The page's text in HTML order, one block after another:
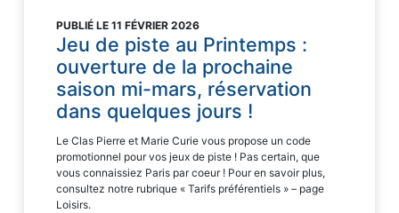
PUBLIÉ LE 11 FÉVRIER 2026
Jeu de piste au Printemps :
ouverture de la prochaine
saison mi-mars, réservation
dans quelques jours !
Le Clas Pierre et Marie Curie vous propose un code
promotionnel pour vos jeux de piste ! Pas certain, que
vous connaissiez Paris par coeur ! Pour en savoir plus,
consultez notre rubrique « Tarifs préférentiels » – page
Loisirs.